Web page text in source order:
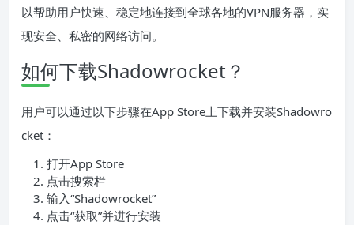
以帮助用户快速、稳定地连接到全球各地的VPN服务器，实
现安全、私密的网络访问。
如何下载Shadowrocket？
用户可以通过以下步骤在App Store上下载并安装Shadowro
cket：
打开App Store
点击搜索栏
输入“Shadowrocket”
点击“获取”并进行安装